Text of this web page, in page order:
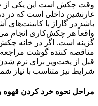
وقت چکش است این یکی از
غارنشین داخلی است که در
باشد در گاراژ یا کابینت‌های
واقعاً هر چکش‌کاری انجام
گزینه است. اگر در خانه چکش
مناقصه کننده گوشت
قبل از پخت‌وپز برای نرم
شرایط نیز متناسب با نیاز
مراحل نحوه خرد کردن قهوه